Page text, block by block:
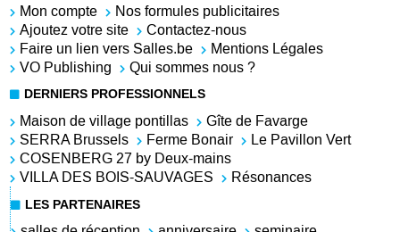
Mon compte
Nos formules publicitaires
Ajoutez votre site
Contactez-nous
Faire un lien vers Salles.be
Mentions Légales
VO Publishing
Qui sommes nous ?
DERNIERS PROFESSIONNELS
Maison de village pontillas
Gîte de Favarge
SERRA Brussels
Ferme Bonair
Le Pavillon Vert
COSENBERG 27 by Deux-mains
VILLA DES BOIS-SAUVAGES
Résonances
LES PARTENAIRES